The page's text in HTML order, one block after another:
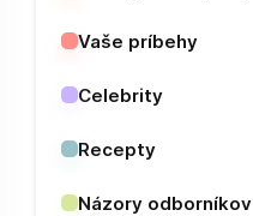
Vaše príbehy
Celebrity
Recepty
Názory odborníkov